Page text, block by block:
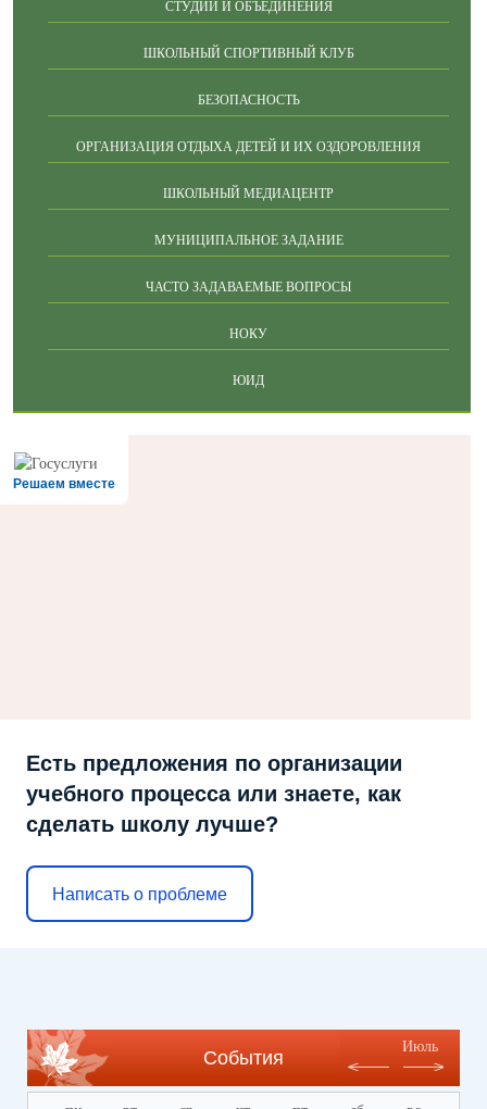
СТУДИИ И ОБЪЕДИНЕНИЯ
ШКОЛЬНЫЙ СПОРТИВНЫЙ КЛУБ
БЕЗОПАСНОСТЬ
ОРГАНИЗАЦИЯ ОТДЫХА ДЕТЕЙ И ИХ ОЗДОРОВЛЕНИЯ
ШКОЛЬНЫЙ МЕДИАЦЕНТР
МУНИЦИПАЛЬНОЕ ЗАДАНИЕ
ЧАСТО ЗАДАВАЕМЫЕ ВОПРОСЫ
НОКУ
ЮИД
Решаем вместе
Есть предложения по организации
учебного процесса или знаете, как
сделать школу лучше?
Написать о проблеме
События
Июль